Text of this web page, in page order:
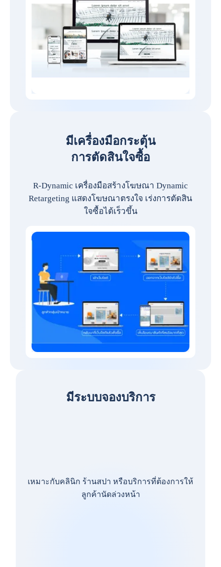
มีเครื่องมือกระตุ้น
การตัดสินใจซื้อ
R-Dynamic เครื่องมือสร้างโฆษณา Dynamic
Retargeting แสดงโฆษณาตรงใจ เร่งการตัดสิน
ใจซื้อได้เร็วขึ้น
มีระบบจองบริการ
เหมาะกับคลินิก ร้านสปา หรือบริการที่ต้องการให้
ลูกค้านัดล่วงหน้า